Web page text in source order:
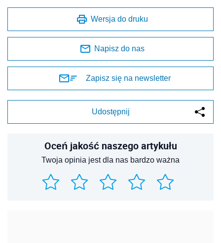
Wersja do druku
Napisz do nas
Zapisz się na newsletter
Udostępnij
Oceń jakość naszego artykułu
Twoja opinia jest dla nas bardzo ważna